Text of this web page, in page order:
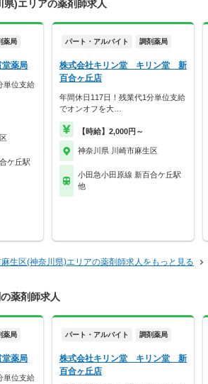
県)エリアの薬剤師求人
薬局
薬局
単位支給
ケ丘駅
パート・アルバイト 調剤薬局
株式会社キリン堂 キリン堂 新
百合ヶ丘店
年間休日117日！残業代1分単位支給
でオンオフを大…
【時給】2,000円～
神奈川県 川崎市麻生区
小田急小田原線 新百合ケ丘駅
他
麻生区(神奈川県)エリアの薬剤師求人をもっと見る
薬剤師求人
薬局
薬局
単位支給
パート・アルバイト 調剤薬局
株式会社キリン堂 キリン堂 新
百合ヶ丘店